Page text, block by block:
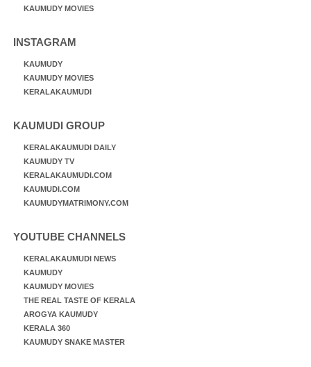
KAUMUDY MOVIES
INSTAGRAM
KAUMUDY
KAUMUDY MOVIES
KERALAKAUMUDI
KAUMUDI GROUP
KERALAKAUMUDI DAILY
KAUMUDY TV
KERALAKAUMUDI.COM
KAUMUDI.COM
KAUMUDYMATRIMONY.COM
YOUTUBE CHANNELS
KERALAKAUMUDI NEWS
KAUMUDY
KAUMUDY MOVIES
THE REAL TASTE OF KERALA
AROGYA KAUMUDY
KERALA 360
KAUMUDY SNAKE MASTER